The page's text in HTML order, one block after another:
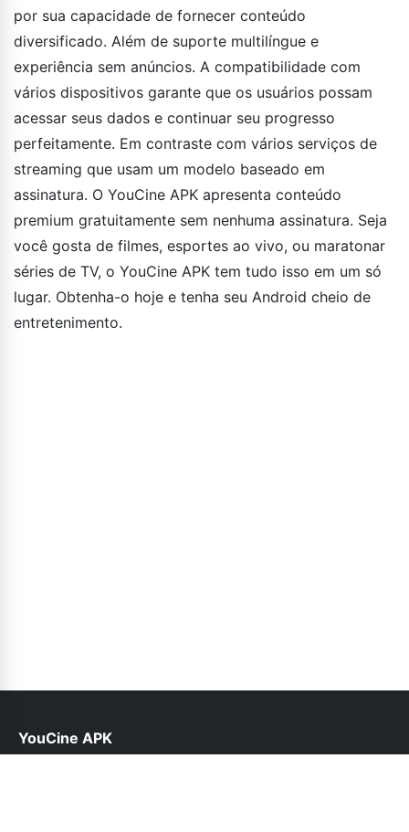
por sua capacidade de fornecer conteúdo
diversificado. Além de suporte multilíngue e
experiência sem anúncios. A compatibilidade com
vários dispositivos garante que os usuários possam
acessar seus dados e continuar seu progresso
perfeitamente. Em contraste com vários serviços de
streaming que usam um modelo baseado em
assinatura. O YouCine APK apresenta conteúdo
premium gratuitamente sem nenhuma assinatura. Seja
você gosta de filmes, esportes ao vivo, ou maratonar
séries de TV, o YouCine APK tem tudo isso em um só
lugar. Obtenha-o hoje e tenha seu Android cheio de
entretenimento.
YouCine APK